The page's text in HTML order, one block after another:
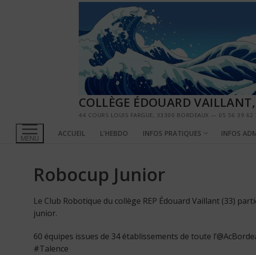
COLLÈGE ÉDOUARD
44 COURS LOUIS FARGUE, 33300 BORDEAUX — 05 56 39 62
MENU ACCUEIL L’HEBDO INFOS PRATIQUES INFOS
Robocup Junior
Le Club Robotique du collège REP Édouard Vaillant (33)
junior.
60 équipes issues de 34 établissements de toute
#Talence